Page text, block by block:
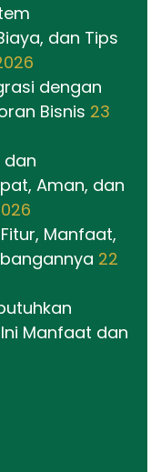
dan Tips
dengan
Bisnis 23
dan
Aman, dan
Manfaat,
22
Manfaat dan